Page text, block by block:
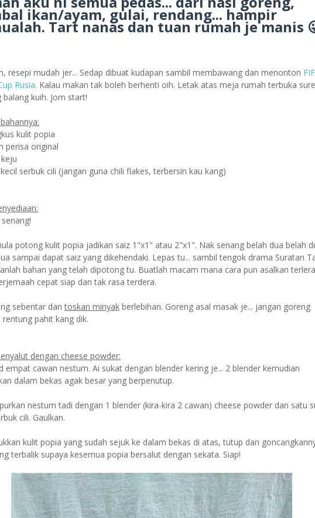
ikan/ayam, gulai, rendang... hampir
Tart nanas dan tuan rumah je manis
resepi mudah jer... Sedap dibuat kudapan sambil membawang dan menonton
Rusia. Kalau makan tak boleh berhenti oih. Letak atas meja rumah terbuka sure
balang kuih. Jom start!
kulit popia
perisa original
serbuk cili (jangan guna chili flakes, terbersin kau kang)
potong kulit popia jadikan saiz 1"x1" atau 2"x1". Nak senang belah dua belah
sampai dapat saiz yang dikehendaki. Lepas tu... sambil tengok drama Suratan
bahan yang telah dipotong tu. Buatlah macam mana cara pun asalkan
cepat siap dan tak rasa terdera.
sebentar dantoskan minyak berlebihan. Goreng asal masak je... jangan goreng
rentung pahit kang dik.
dengan cheese powder:
empat cawan nestum. Ai sukat dengan blender kering je... 2 blender kemudian
dalam bekas agak besar yang berpenutup.
nestum tadi dengan 1 blender (kira-kira 2 cawan) cheese powder dan satu
cili. Gaulkan.
kulit popia yang sudah sejuk ke dalam bekas di atas, tutup dan
terbalik supaya kesemua popia bersalut dengan sekata. Siap!